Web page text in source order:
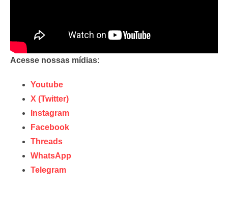
Acesse nossas mídias:
Youtube
X (Twitter)
Instagram
Facebook
Threads
WhatsApp
Telegram